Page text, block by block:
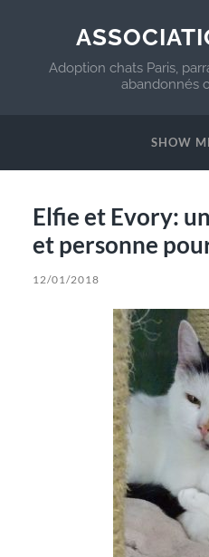
Adoption chats Paris,
abandonnés
SHOW
Elfie et Evory:
et personne
12/01/2018